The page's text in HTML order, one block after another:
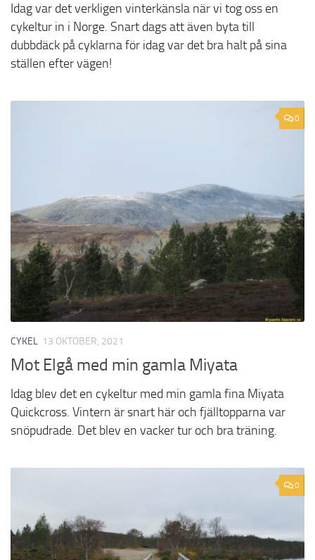
Idag var det verkligen vinterkänsla när vi tog oss en
cykeltur in i Norge. Snart dags att även byta till
dubbdäck på cyklarna för idag var det bra halt på sina
ställen efter vägen!
0
CYKEL 13 OKTOBER, 2021
Mot Elgå med min gamla Miyata
Idag blev det en cykeltur med min gamla fina Miyata
Quickcross. Vintern är snart här och fjälltopparna var
snöpudrade. Det blev en vacker tur och bra träning.
0